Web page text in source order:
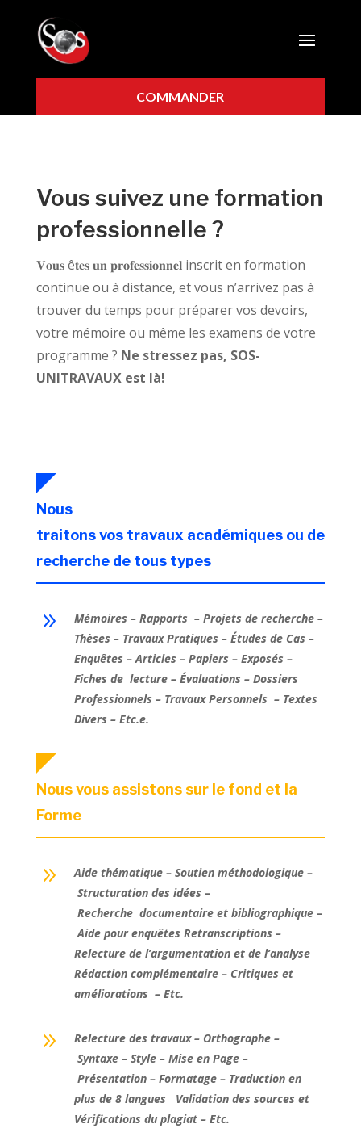
COMMANDER
Vous suivez une formation
professionnelle ?
𝐕𝐨𝐮𝐬 ê𝐭𝐞𝐬 𝐮𝐧 𝐩𝐫𝐨𝐟𝐞𝐬𝐬𝐢𝐨𝐧𝐧𝐞𝐥 inscrit en formation
continue ou à distance, et vous n’arrivez pas à
trouver du temps pour préparer vos devoirs,
votre mémoire ou même les examens de votre
programme ? Ne stressez pas, SOS-
UNITRAVAUX est là!
Nous
traitons vos travaux académiques ou de
recherche de tous types
9
Mémoires – Rapports – Projets de recherche –
Thèses – Travaux Pratiques – Études de Cas –
Enquêtes – Articles – Papiers – Exposés –
Fiches de lecture – Évaluations – Dossiers
Professionnels – Travaux Personnels – Textes
Divers – Etc.e.
Nous vous assistons sur le fond et la
Forme
9
Aide thématique – Soutien méthodologique –
Structuration des idées –
Recherche documentaire et bibliographique –
Aide pour enquêtes Retranscriptions –
Relecture de l’argumentation et de l’analyse
Rédaction complémentaire – Critiques et
améliorations – Etc.
9
Relecture des travaux – Orthographe –
Syntaxe – Style – Mise en Page –
Présentation – Formatage – Traduction en
plus de 8 langues Validation des sources et
Vérifications du plagiat – Etc.